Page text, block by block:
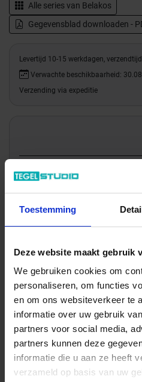
Toestemming
Deze website maakt gebruik
We gebruiken cookies om
personaliseren, om functies
en om ons websiteverkeer te
informatie over uw gebruik
partners voor social media,
partners kunnen deze
informatie die u aan ze heeft
verzameld op basis van uw
Alle series van Belakos
Gegevensblad downloaden -
Levertijd 10-15 werkdagen,
Verwachte beschikbaarheid:
Verzending via expeditie
Wil je graag